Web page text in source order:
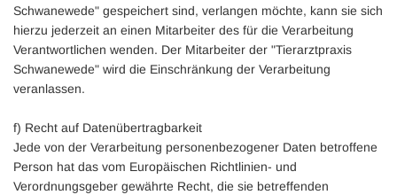
Schwanewede" gespeichert sind, verlangen möchte, kann sie sich
hierzu jederzeit an einen Mitarbeiter des für die Verarbeitung
Verantwortlichen wenden. Der Mitarbeiter der "Tierarztpraxis
Schwanewede" wird die Einschränkung der Verarbeitung
veranlassen.
f) Recht auf Datenübertragbarkeit
Jede von der Verarbeitung personenbezogener Daten betroffene
Person hat das vom Europäischen Richtlinien- und
Verordnungsgeber gewährte Recht, die sie betreffenden